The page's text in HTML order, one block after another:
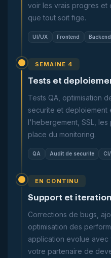
voir les vrais progres
que tout soit fige.
UI/UX Frontend Backend
SEMAINE 4
Tests et
Tests QA, optimisation
securite et deploiement
l'hebergement, SSL, les
place du monitoring.
QA Audit de securite
EN CONTINU
Support et iteration
Corrections de bugs,
optimisation des
application evolue avec
votre partenaire de